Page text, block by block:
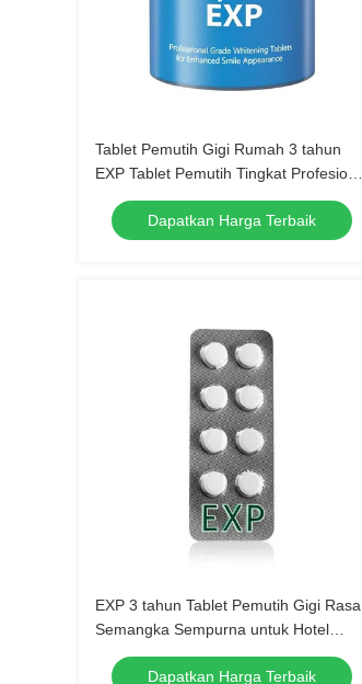
Tablet Pemutih Gigi Rumah 3 tahun
EXP Tablet Pemutih Tingkat Profesional
untuk Penampilan Senyum yang Lebih
Baik
Dapatkan Harga Terbaik
EXP 3 tahun Tablet Pemutih Gigi Rasa
Semangka Sempurna untuk Hotel
Perjalanan Rumah Campuran Bahan
Alami
Dapatkan Harga Terbaik